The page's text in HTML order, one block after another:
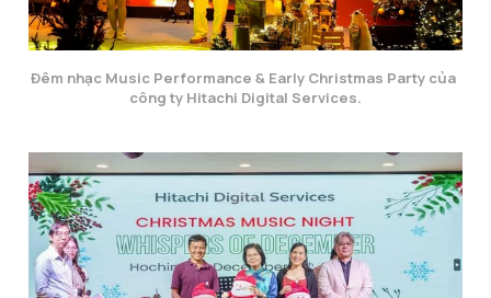
Đêm nhạc Music Performance & Early Christmas Party của
công ty Hitachi Digital Services.